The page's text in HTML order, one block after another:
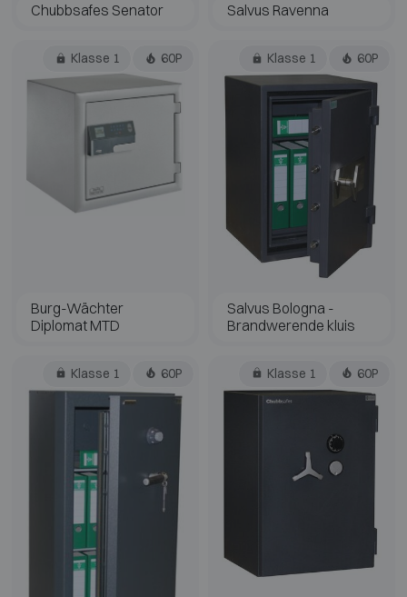
Chubbsafes Senator Salvus Ravenna
Klasse 1 60P
Burg-Wächter
Diplomat MTD
Klasse 1 60P
Salvus Bologna -
Brandwerende kluis
Klasse 1 60P Klasse 1 60P